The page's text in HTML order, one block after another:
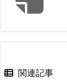
関連記事